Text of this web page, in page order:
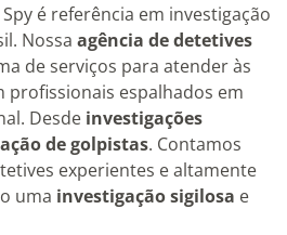
é referência em investigação
Nossa agência de detetives
de serviços para atender às
profissionais espalhados em
Desde investigações
de golpistas. Contamos
experientes e altamente
uma investigação sigilosa e